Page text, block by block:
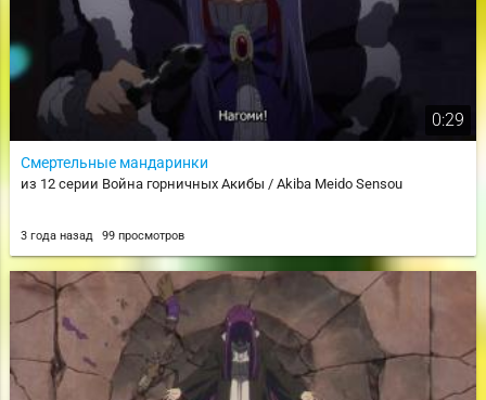
0:29
Смертельные мандаринки
из 12 серии Война горничных Акибы / Akiba Meido Sensou
3 года назад 99 просмотров